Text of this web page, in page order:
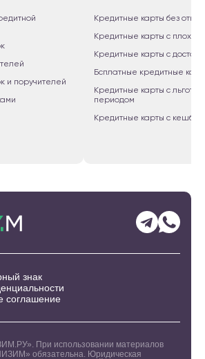
и поручителей
Кредитные карты без
Кредитные карты с плохой
Кредитные карты с
Бсплатные кредитные
Кредитные карты с
периодом
Кредитные карты с
знак
соглашение
При использовании материалов
обязательна. Юридическая